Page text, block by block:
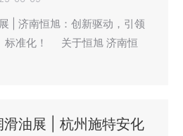
| 济南恒旭：创新驱动，引领
标准化！ 关于恒旭 济南恒
油展 | 杭州施特安化